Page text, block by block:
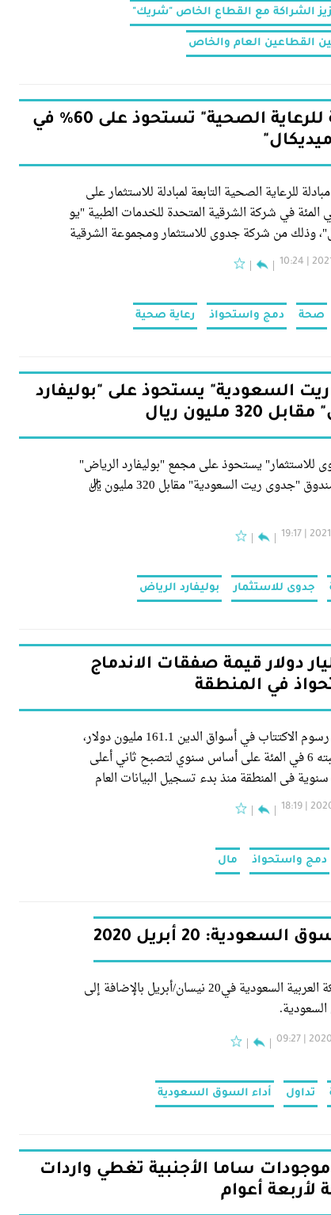
الشراكة مع القطاع الخاص "شريك"
القطاعين العام والخاص
"مبادلة للرعاية الصحية" تستحوذ على 60% في
للرعاية الصحية التابعة لمبادلة للاستثمار على
60 في المئة في شركة الشرقية المتحدة للخدمات الطبية "يو
وذلك من شركة جدوى للاستثمار ومجموعة الشرقية
تملك وتدير عدداً من المستشفيات والعيادات
الإمارات والسعودية.
2021-
صحة دمج واستحواذ رعاية صحية
السعودية" يستحوذ على "بوليفارد
320 مليون ريال
للاستثمار" يستحوذ على مجمع "بوليفارد الرياض"
نيابة عن صندوق "جدوى ريت السعودية" مقابل 320 مليون ريال
2021-
جدوى للاستثمار بوليفارد الرياض
مليار دولار قيمة صفقات الاندماج
في المنطقة
بلغ إجمالي رسوم الاكتتاب في أسواق الدين 161.1 مليون دولار،
بارتفاع نسبته 6 في المئة على أساس سنوي لتصبح ثاني أعلى
في المنطقة منذ بدء تسجيل البيانات العام
2020-
دمج واستحواذ مال
السعودية: 20 أبريل 2020
أخبار المملكة العربية السعودية في20 نيسان/أبريل بالإضافة إلى
2020-
تداول أداء السوق السعودية
موجودات ساما الأجنبية تغطي واردات
لأربعة أعوام